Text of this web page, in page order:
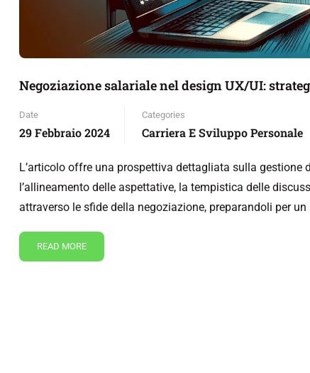
Negoziazione salariale nel design UX/UI:
Date
29 Febbraio 2024
Categories
Carriera E Sviluppo Personale
L’articolo offre una prospettiva dettagliata sulla
l’allineamento delle aspettative, la tempistica delle
attraverso le sfide della negoziazione, preparandoli per
READ MORE